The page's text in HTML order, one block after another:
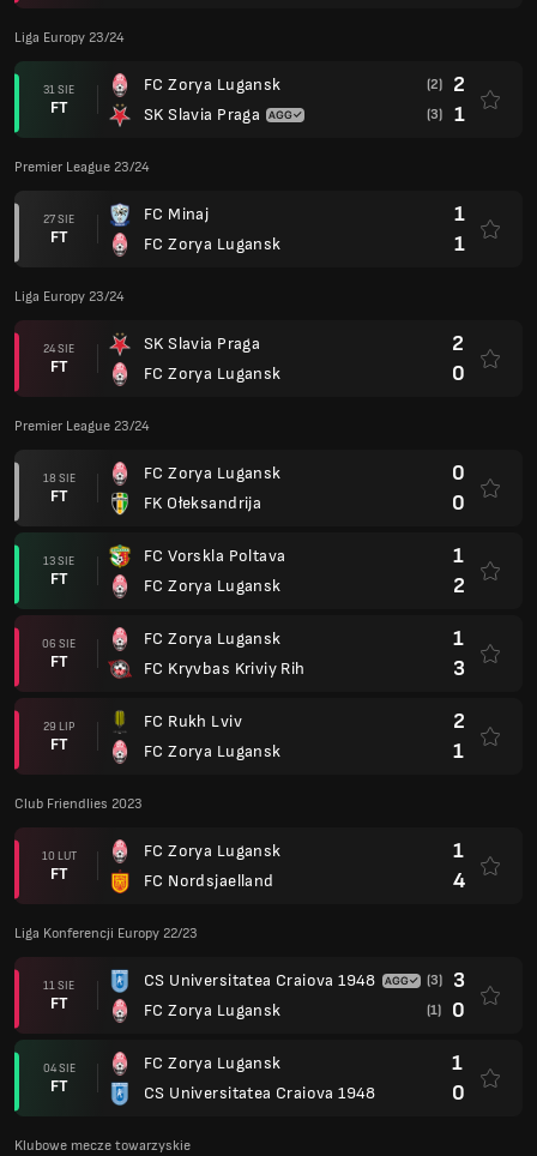
Liga Europy 23/24
31 SIE
FT
FC Zorya Lugansk
SK Slavia Praga
(2) 2
(3) 1
Premier League 23/24
27 SIE
FT
FC Minaj
FC Zorya Lugansk
1
1
Liga Europy 23/24
24 SIE
FT
SK Slavia Praga
FC Zorya Lugansk
2
0
Premier League 23/24
18 SIE
FT
FC Zorya Lugansk
FK Ołeksandrija
0
0
13 SIE
FT
FC Vorskla Poltava
FC Zorya Lugansk
1
2
06 SIE
FT
FC Zorya Lugansk
FC Kryvbas Kriviy Rih
1
3
29 LIP
FT
FC Rukh Lviv
FC Zorya Lugansk
2
1
Club Friendlies 2023
10 LUT
FT
FC Zorya Lugansk
FC Nordsjaelland
1
4
Liga Konferencji Europy 22/23
11 SIE
FT
CS Universitatea Craiova 1948
FC Zorya Lugansk
(3) 3
(1) 0
04 SIE
FT
FC Zorya Lugansk
CS Universitatea Craiova 1948
1
0
Klubowe mecze towarzyskie